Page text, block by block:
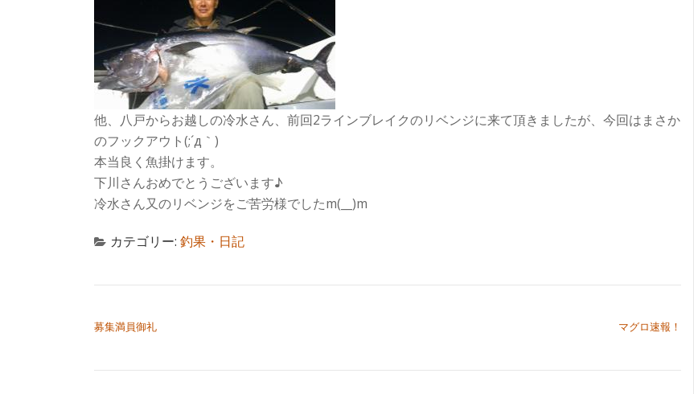
他、八戸からお越しの冷水さん、前回2ラインブレイクのリベンジに来て頂きましたが、今回はまさか
のフックアウト(;´д｀)
本当良く魚掛けます。
下川さんおめでとうございます♪
冷水さん又のリベンジをご苦労様でしたm(__)m
カテゴリー: 釣果・日記
募集満員御礼 マグロ速報！